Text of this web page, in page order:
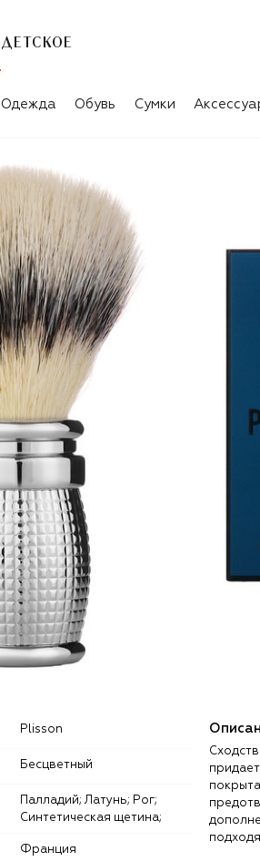
ДЕТСКОЕ
Одежда Обувь Сумки
Plisson
Бесцветный
Синтетическая щетина;
Франция